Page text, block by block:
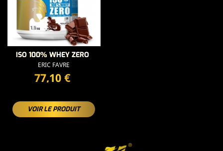
ISO 100% WHEY ZERO
ERIC FAVRE
PRIX
77,10 €
VOIR LE PRODUIT